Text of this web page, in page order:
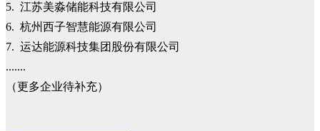
5. 江苏美淼储能科技有限公司
6. 杭州西子智慧能源有限公司
7. 运达能源科技集团股份有限公司
.......
（更多企业待补充）